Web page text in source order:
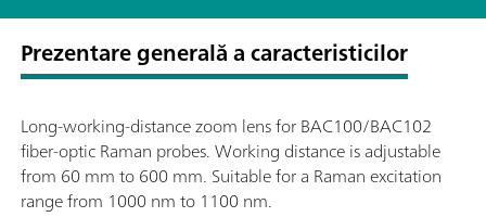
Prezentare generală a caracteristicilor
Long-working-distance zoom lens for BAC100/BAC102
fiber-optic Raman probes. Working distance is adjustable
from 60 mm to 600 mm. Suitable for a Raman excitation
range from 1000 nm to 1100 nm.